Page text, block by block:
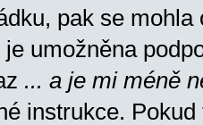
pak se
umožněna
... a je mi méně
instrukce.